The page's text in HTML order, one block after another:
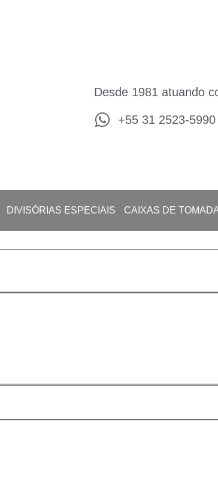
Desde 1981 atuando
+55 31 2523-5990
DIVISÓRIAS ESPECIAIS CAIXAS DE